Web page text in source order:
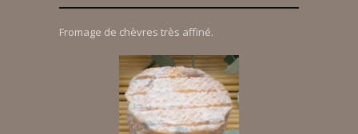
Fromage de chèvres très affiné.